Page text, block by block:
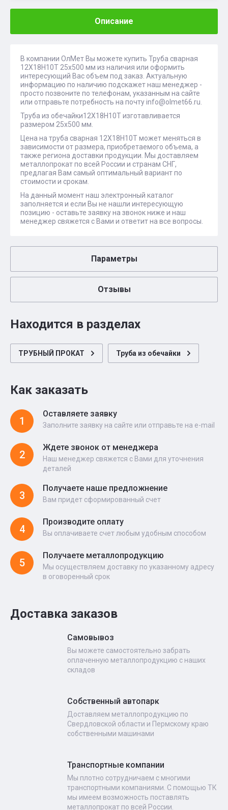
Описание
В компании ОлМет Вы можете купить Труба сварная
12Х18Н10Т 25х500 мм из наличия или оформить
интересующий Вас объем под заказ. Актуальную
информацию по наличию подскажет наш менеджер -
просто позвоните по телефонам, указанным на сайте
или отправьте потребность на почту info@olmet66.ru.
Труба из обечайки12Х18Н10Т изготавливается
размером 25х500 мм.
Цена на труба сварная 12Х18Н10Т может меняться в
зависимости от размера, приобретаемого объема, а
также региона доставки продукции. Мы доставляем
металлопрокат по всей России и странам СНГ,
предлагая Вам самый оптимальный вариант по
стоимости и срокам.
На данный момент наш электронный каталог
заполняется и если Вы не нашли интересующую
позицию - оставьте заявку на звонок ниже и наш
менеджер свяжется с Вами и ответит на все вопросы.
Параметры
Отзывы
Находится в разделах
ТРУБНЫЙ ПРОКАТ Труба из обечайки
Как заказать
1
Оставляете заявку
Заполните заявку на сайте или отправьте на e-mail
2
Ждете звонок от менеджера
Наш менеджер свяжется с Вами для уточнения
деталей
3
Получаете наше предложнение
Вам придет сформированный счет
4
Производите оплату
Вы оплачиваете счет любым удобным способом
5
Получаете металлопродукцию
Мы осуществляем доставку по указанному адресу
в оговоренный срок
Доставка заказов
Самовывоз
Вы можете самостоятельно забрать
оплаченную металлопродукцию с наших
складов
Собственный автопарк
Доставляем металлопродукцию по
Свердловской области и Пермскому краю
собственными машинами
Транспортные компании
Мы плотно сотрудничаем с многими
транспортными компаниями. С помощью ТК
мы имеем возможность поставлять
металлопрокат по всей России.